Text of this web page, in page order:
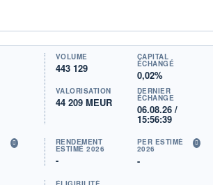
VOLUME
443 129
CAPITAL
ÉCHANGÉ
0,02%
VALORISATION
44 209 MEUR
DERNIER
ÉCHANGE
06.08.26 /
15:56:39
RENDEMENT
ESTIMÉ 2026
-
PER ESTIMÉ
2026
-